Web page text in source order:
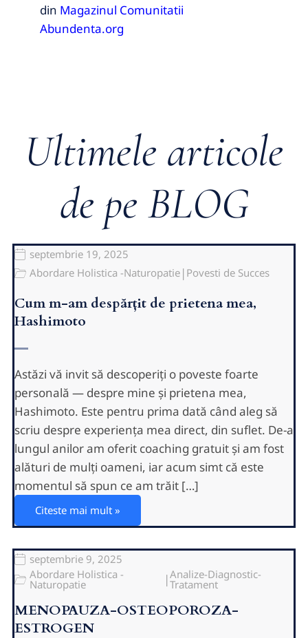
din Magazinul Comunitatii
Abundenta.org
Ultimele articole
de pe BLOG
septembrie 19, 2025
Abordare Holistica -Naturopatie | Povesti de Succes
Cum m-am despărțit de prietena mea,
Hashimoto
Astăzi vă invit să descoperiți o poveste foarte
personală — despre mine și prietena mea,
Hashimoto. Este pentru prima dată când aleg să
scriu despre experiența mea direct, din suflet. De-a
lungul anilor am oferit coaching gratuit și am fost
alături de mulți oameni, iar acum simt că este
momentul să spun ce am trăit […]
Citeste mai mult »
septembrie 9, 2025
Abordare Holistica -
Naturopatie |Analize-Diagnostic-
Tratament
MENOPAUZA-OSTEOPOROZA-
ESTROGEN